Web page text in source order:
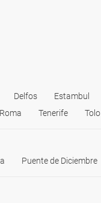
Delfos Estambul
Roma Tenerife Tolo
Puente de Diciembre